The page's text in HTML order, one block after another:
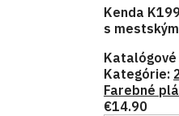
Kenda
s
Katalógové
Kategórie:
Farebné
€14.90